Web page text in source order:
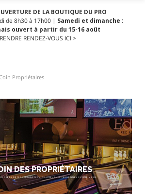
DE LA BOUTIQUE DU PRO
de 8h30 à 17h00 | Samedi et dimanche :
ouvert à partir du 15-16 août
RENDEZ-VOUS ICI >
Propriétaires
DES PROPRIÉTAIRES
DE MODERNISATION DE QUELQUES PERSONNES COMME VOUS